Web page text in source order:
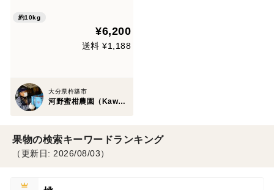
約10kg
¥6,200
送料 ¥1,188
大分県杵築市
河野蜜柑農園（Kawano Mikan Farm）
果物の検索キーワードランキング
（更新日: 2026/08/03）